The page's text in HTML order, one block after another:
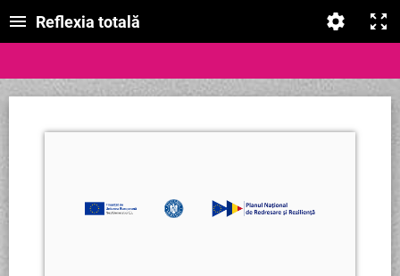
Reflexia totală